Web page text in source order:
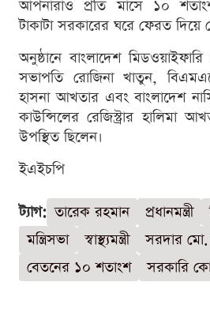
আপনারাও প্রতি মাসে ১০
টাকাটা সরকারের ঘরে ফেরত দিয়ে
অনুষ্ঠানে বাংলাদেশ
সভাপতি রোজিনা খাতুন,
হাসনা আখতার এবং বাংলাদেশ
কাউন্সিলের রেজিস্ট্রার হালিমা
উপস্থিত ছিলেন।
ইএইচপি
ট্যাগ: তারেক রহমান প্রধানমন্ত্রী
মন্ত্রিসভা
স্বাস্থ্যমন্ত্রী
সরদার মো.
বেতনের ১০ শতাংশ
সরকারি